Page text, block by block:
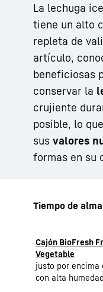
La lechuga
tiene un alto
repleta de
artículo,
beneficiosas
conservar la
crujiente
posible, lo
sus valores
formas en su
Tiempo de
Cajón BioFresh
Vegetable
justo por encima
con alta humedad